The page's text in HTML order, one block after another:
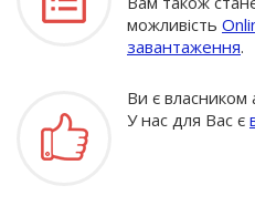
можливість
завантаження.
Ви є
У нас для Вас є